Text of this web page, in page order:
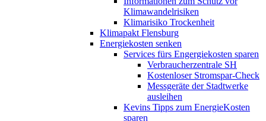
Klimawandelrisiken
Klimarisiko Trockenheit
Klimapakt Flensburg
Energiekosten senken
Services fürs Engergiekosten sparen
Verbraucherzentrale SH
Kostenloser Stromspar-Check
Messgeräte der Stadtwerke
ausleihen
Kevins Tipps zum EnergieKosten
sparen